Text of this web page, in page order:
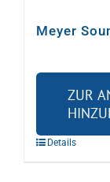
Meyer
ZUR
Details